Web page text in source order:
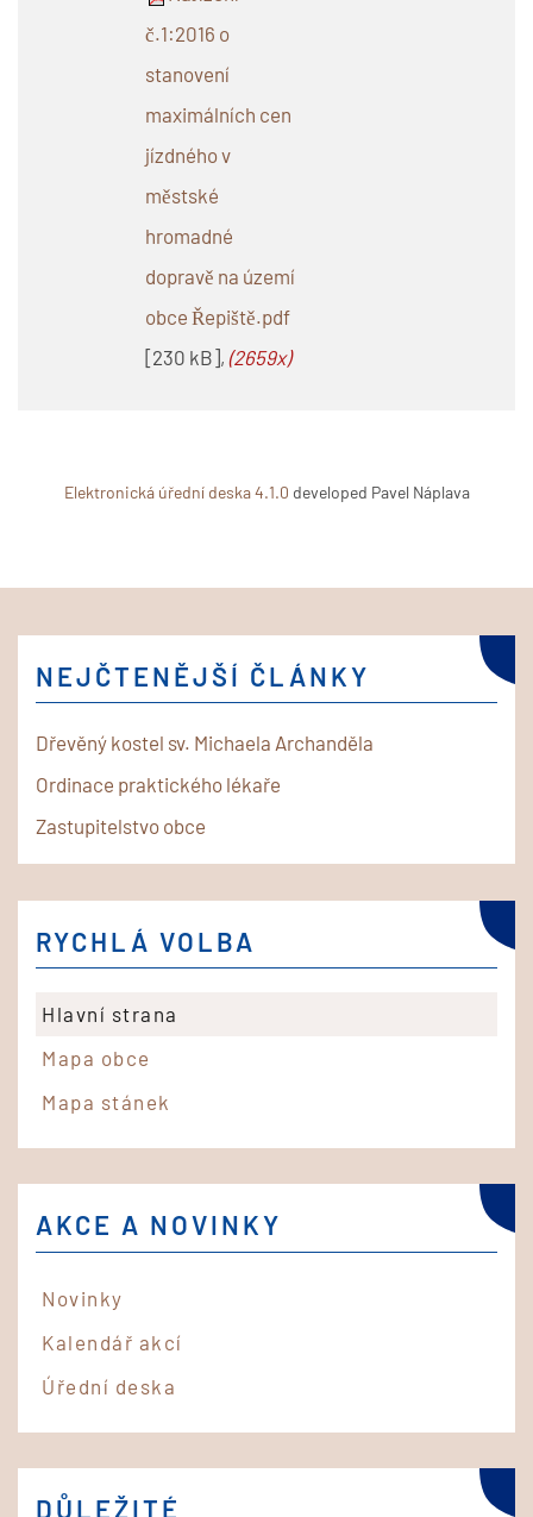
č.1:2016 o
stanovení
maximálních cen
jízdného v
městské
hromadné
dopravě na území
obce Řepiště.pdf
[230 kB], (2659x)
Elektronická úřední deska 4.1.0 developed Pavel Náplava
NEJČTENĚJŠÍ ČLÁNKY
Dřevěný kostel sv. Michaela Archanděla
Ordinace praktického lékaře
Zastupitelstvo obce
RYCHLÁ VOLBA
Hlavní strana
Mapa obce
Mapa stánek
AKCE A NOVINKY
Novinky
Kalendář akcí
Úřední deska
DŮLEŽITÉ